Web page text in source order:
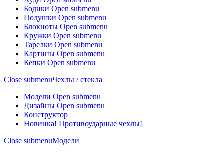
Бодики Open submenu
Подушки Open submenu
Блокноты Open submenu
Кружки Open submenu
Тарелки Open submenu
Картины Open submenu
Кепки Open submenu
Close submenuЧехлы / стекла
Модели Open submenu
Дизайны Open submenu
Конструктор
Новинка! Противоударные чехлы!
Close submenuМодели